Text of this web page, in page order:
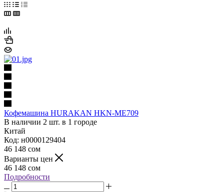
Кофемашина HURAKAN HKN-ME709
В наличии 2 шт. в 1 городе
Китай
Код: н0000129404
46 148 сом
Варианты цен
46 148 сом
Подробности